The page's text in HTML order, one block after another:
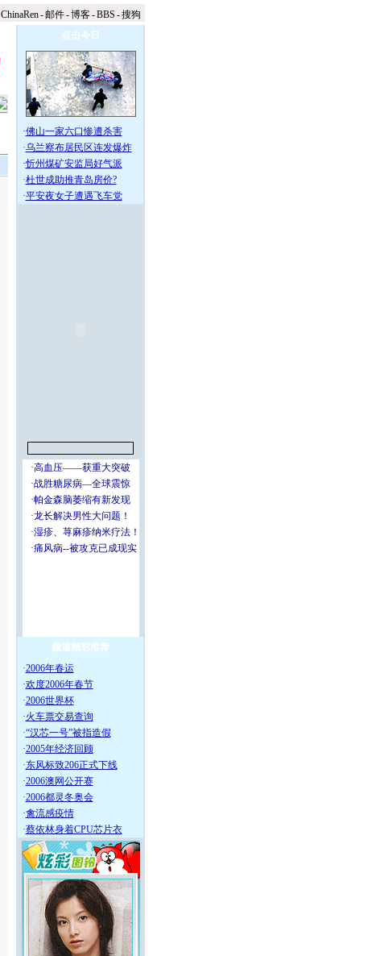
ChinaRen-邮件-博客-BBS -搜狗
点击今日
·佛山一家六口惨遭杀害
·乌兰察布居民区连发爆炸
·忻州煤矿安监局好气派
·杜世成助推青岛房价?
·平安夜女子遭遇飞车党
频道精彩推荐
·2006年春运
·欢度2006年春节
·2006世界杯
·火车票交易查询
·“汉芯一号”被指造假
·2005年经济回顾
·东风标致206正式下线
·2006澳网公开赛
·2006都灵冬奥会
·禽流感疫情
·蔡依林身着CPU芯片衣